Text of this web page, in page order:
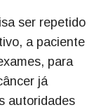
ser repetido
a paciente
para
já
autoridades